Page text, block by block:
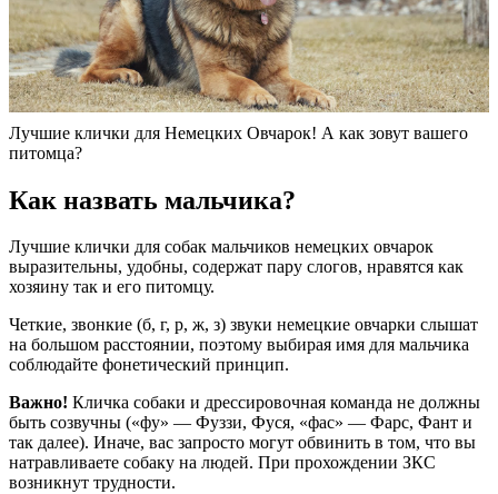
Лучшие клички для Немецких Овчарок! А как зовут вашего
питомца?
Как назвать мальчика?
Лучшие клички для собак мальчиков немецких овчарок
выразительны, удобны, содержат пару слогов, нравятся как
хозяину так и его питомцу.
Четкие, звонкие (б, г, р, ж, з) звуки немецкие овчарки слышат
на большом расстоянии, поэтому выбирая имя для мальчика
соблюдайте фонетический принцип.
Важно! Кличка собаки и дрессировочная команда не должны
быть созвучны («фу» — Фуззи, Фуся, «фас» — Фарс, Фант и
так далее). Иначе, вас запросто могут обвинить в том, что вы
натравливаете собаку на людей. При прохождении ЗКС
возникнут трудности.